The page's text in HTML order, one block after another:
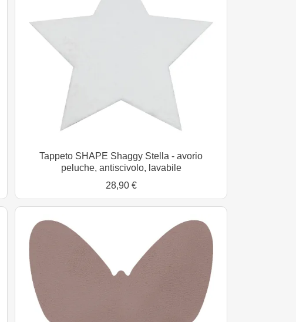
Tappeto SHAPE Shaggy Stella - avorio
peluche, antiscivolo, lavabile
28,90 €